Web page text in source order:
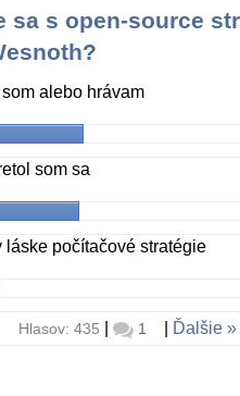
sa s open-source
alebo hrávam
som sa
láske počítačové stratégie
Hlasov: 435 | 1 Ďalšie